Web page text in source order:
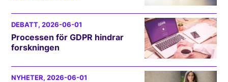
DEBATT, 2026-06-01
Processen för GDPR hindrar
forskningen
NYHETER, 2026-06-01